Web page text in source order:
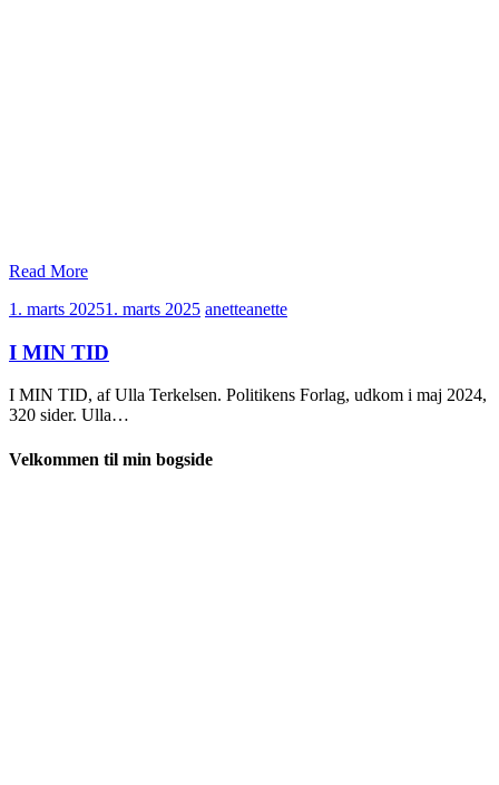
Read More
1. marts 20251. marts 2025 anetteanette
I MIN TID
I MIN TID, af Ulla Terkelsen. Politikens Forlag, udkom i maj 2024,
320 sider. Ulla…
Velkommen til min bogside